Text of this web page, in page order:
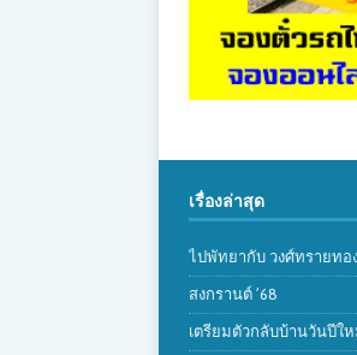
เรื่องล่าสุด
ไปพัทยากับ วงศ์ทรายทอ
สงกรานต์ ’68
เตรียมตัวกลับบ้านวันปีใ